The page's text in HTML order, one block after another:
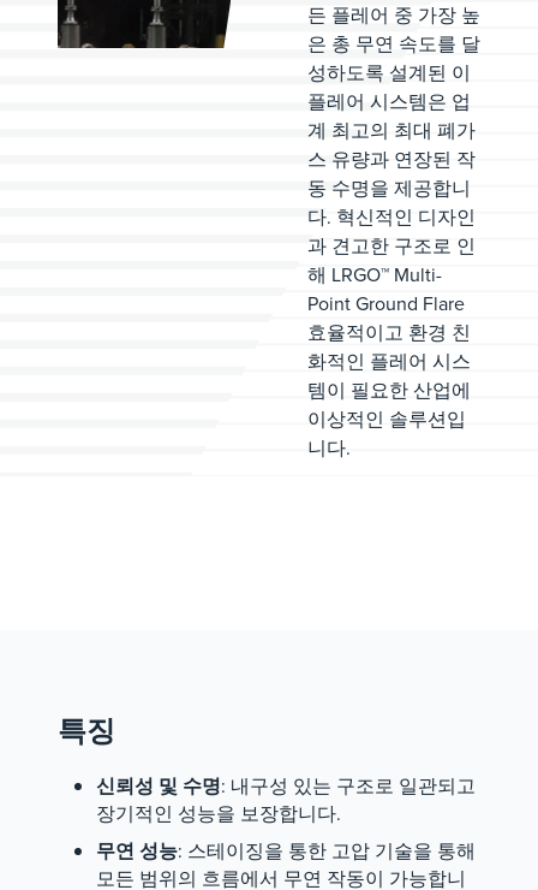
든 플레어 중 가장 높
은 총 무연 속도를 달
성하도록 설계된 이
플레어 시스템은 업
계 최고의 최대 폐가
스 유량과 연장된 작
동 수명을 제공합니
다. 혁신적인 디자인
과 견고한 구조로 인
해 LRGO™ Multi-
Point Ground Flare
효율적이고 환경 친
화적인 플레어 시스
템이 필요한 산업에
이상적인 솔루션입
니다.
특징
신뢰성 및 수명: 내구성 있는 구조로 일관되고
장기적인 성능을 보장합니다.
무연 성능: 스테이징을 통한 고압 기술을 통해
모든 범위의 흐름에서 무연 작동이 가능합니